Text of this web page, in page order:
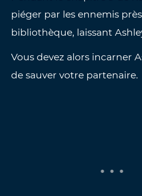
piéger par les ennemis
bibliothèque, laissant
Vous devez alors incarner
de sauver votre partenaire.